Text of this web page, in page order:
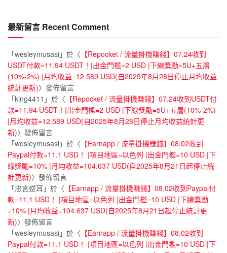
最新留言 Recent Comment
「wesleymusasi」於〈 【Repocket / 流量掛機賺錢】07.24收到
USDT付款=11.94 USDT！|出金門檻=2 USD |下線獎勵=5U+五層
(10%-2%) |月均收益=12.589 USD(自2025年8月28日停止月均收益
統計更新)〉發佈留言
「king4411 」於〈 【Repocket / 流量掛機賺錢】07.24收到USDT付
款=11.94 USDT！|出金門檻=2 USD |下線獎勵=5U+五層(10%-2%)
|月均收益=12.589 USD(自2025年8月28日停止月均收益統計更
新)〉發佈留言
「wesleymusasi」於〈 【Earnapp / 流量掛機賺錢】08.02收到
Paypal付款=11.1 USD！ |項目地區=以色列 |出金門檻=10 USD |下
線獎勵=10% |月均收益=104.637 USD(自2025年8月21日起停止統
計更新)〉發佈留言
「忠言逆耳」於〈 【Earnapp / 流量掛機賺錢】08.02收到Paypal付
款=11.1 USD！ |項目地區=以色列 |出金門檻=10 USD |下線獎勵
=10% |月均收益=104.637 USD(自2025年8月21日起停止統計更
新)〉發佈留言
「wesleymusasi」於〈 【Earnapp / 流量掛機賺錢】08.02收到
Paypal付款=11.1 USD！ |項目地區=以色列 |出金門檻=10 USD |下